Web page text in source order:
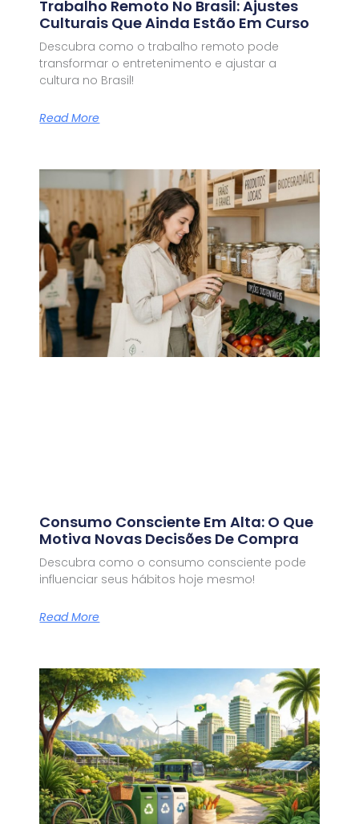
Trabalho Remoto No Brasil: Ajustes
Culturais Que Ainda Estão Em Curso
Descubra como o trabalho remoto pode
transformar o entretenimento e ajustar a
cultura no Brasil!
Read More
Consumo Consciente Em Alta: O Que
Motiva Novas Decisões De Compra
Descubra como o consumo consciente pode
influenciar seus hábitos hoje mesmo!
Read More